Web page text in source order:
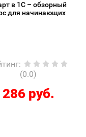
в 1С – обзорный
для начинающих
:
(0.0)
286 руб.